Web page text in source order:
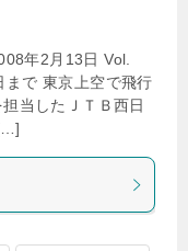
年2月13日 Vol.
で 東京上空で飛行
当したＪＴＢ西日